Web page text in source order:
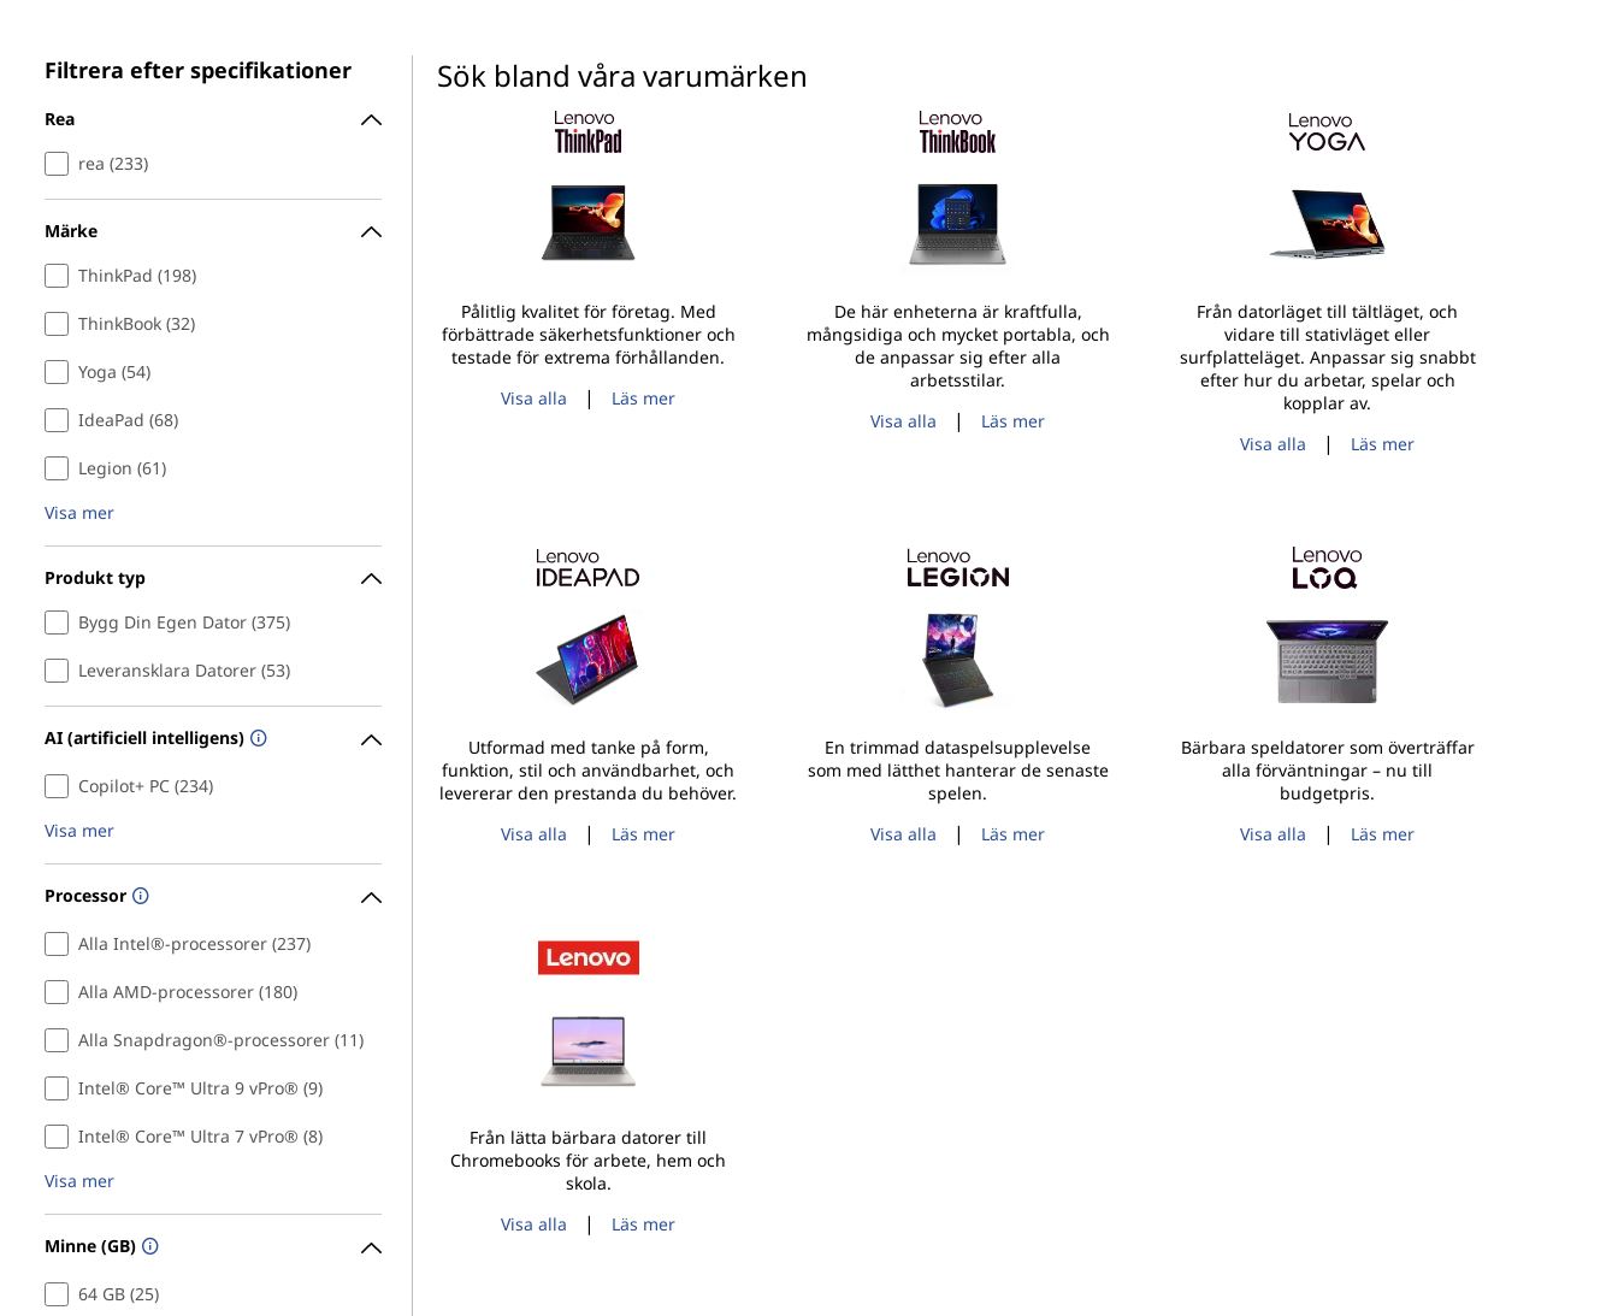
Filtrera efter specifikationer
Rea
rea (233)
Märke
ThinkPad (198)
ThinkBook (32)
Yoga (54)
IdeaPad (68)
Legion (61)
Visa mer
Produkt typ
Bygg Din Egen Dator (375)
Leveransklara Datorer (53)
AI (artificiell intelligens)
Copilot+ PC (234)
Visa mer
Processor
Alla Intel®-processorer (237)
Alla AMD-processorer (180)
Alla Snapdragon®-processorer (11)
Intel® Core™ Ultra 9 vPro® (9)
Intel® Core™ Ultra 7 vPro® (8)
Visa mer
Minne (GB)
64 GB (25)
Sök bland våra varumärken
Pålitlig kvalitet för företag. Med
förbättrade säkerhetsfunktioner och
testade för extrema förhållanden.
Visa alla
| Läs mer
De här enheterna är kraftfulla,
mångsidiga och mycket portabla, och
de anpassar sig efter alla
arbetsstilar.
Visa alla
| Läs mer
Från datorläget till tältläget, och
vidare till stativläget eller
surfplatteläget. Anpassar sig snabbt
efter hur du arbetar, spelar och
kopplar av.
Visa alla
| Läs mer
Utformad med tanke på form,
funktion, stil och användbarhet, och
levererar den prestanda du behöver.
Visa alla
| Läs mer
En trimmad dataspelsupplevelse
som med lätthet hanterar de senaste
spelen.
Visa alla
| Läs mer
Bärbara speldatorer som överträffar
alla förväntningar – nu till
budgetpris.
Visa alla
| Läs mer
Från lätta bärbara datorer till
Chromebooks för arbete, hem och
skola.
Visa alla
| Läs mer